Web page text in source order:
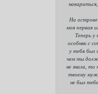
На
моя первая
Теперь у
особняк с
у тебя был
чем ты
не знала, то
твоему
не был